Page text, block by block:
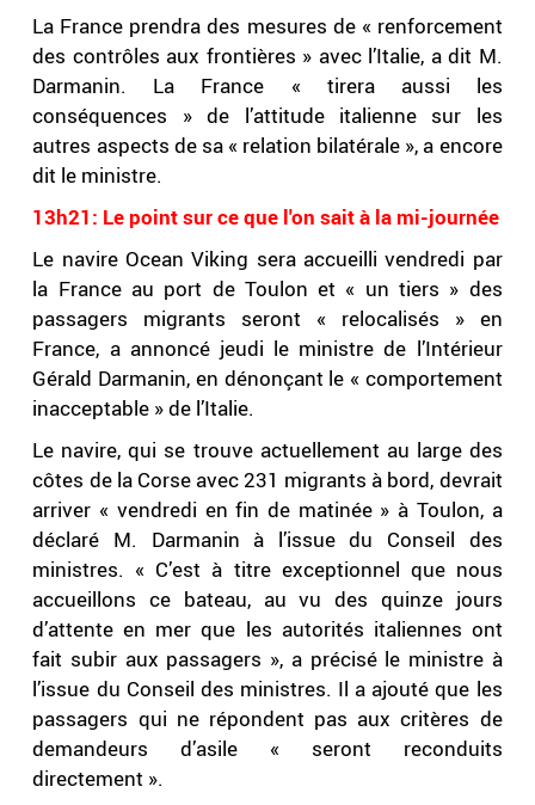
La France prendra des mesures de « renforcement
des contrôles aux frontières » avec l’Italie, a dit M.
Darmanin. La France « tirera aussi les
conséquences » de l’attitude italienne sur les
autres aspects de sa « relation bilatérale », a encore
dit le ministre.
13h21: Le point sur ce que l'on sait à la mi-journée
Le navire Ocean Viking sera accueilli vendredi par
la France au port de Toulon et « un tiers » des
passagers migrants seront « relocalisés » en
France, a annoncé jeudi le ministre de l’Intérieur
Gérald Darmanin, en dénonçant le « comportement
inacceptable » de l’Italie.
Le navire, qui se trouve actuellement au large des
côtes de la Corse avec 231 migrants à bord, devrait
arriver « vendredi en fin de matinée » à Toulon, a
déclaré M. Darmanin à l’issue du Conseil des
ministres. « C’est à titre exceptionnel que nous
accueillons ce bateau, au vu des quinze jours
d’attente en mer que les autorités italiennes ont
fait subir aux passagers », a précisé le ministre à
l’issue du Conseil des ministres. Il a ajouté que les
passagers qui ne répondent pas aux critères de
demandeurs d’asile « seront reconduits
directement ».